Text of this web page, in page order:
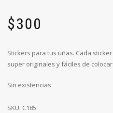
$300
Stickers para tus uñas. Cada
super originales y fáciles de colocar.
Sin existencias
SKU: C185